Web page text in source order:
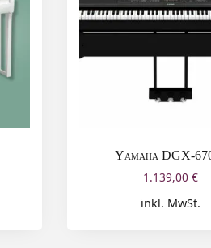
Yamaha DGX-
1.139,00 €
inkl. MwSt.